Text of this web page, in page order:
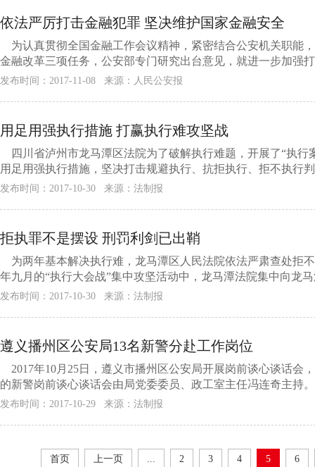
依法严厉打击金融犯罪 坚决维护国家金融安全
为认真贯彻全国金融工作会议精神，紧密结合公安机关职能
金融改革三项任务，公安部专门研究出台意见，就进一步加强
发布时间：2017-11-08 来源：人民公安报
用足用强执行措施 打赢执行难攻坚战
四川省泸州市龙马潭区法院为了破解执行难题，开展了“执行
用足用强执行措施，坚决打击规避执行、抗拒执行、拒不执行
发布时间：2017-10-30 来源：法制报
拒执罪不是摆设 刑罚利剑已出鞘
为两年基本解决执行难，龙马潭区人民法院依法严肃查处拒
年九月的“执行大会战”集中攻坚活动中，龙马潭法院集中向龙
发布时间：2017-10-30 来源：法制报
遵义播州区公安局13名新警分赴工作岗位
2017年10月25日，遵义市播州区公安局开展岗前谈心谈话会
的新警岗前谈心谈话会由局党委委员、政工室主任冯连奇主持
发布时间：2017-10-29 来源：法制报
首页 上一页 ... 2 3 4 5 6